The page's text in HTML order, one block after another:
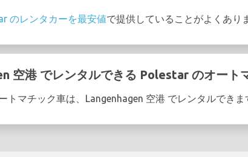
のレンタカーを最安値で提供していることがよくあり
空港 でレンタルできる Polestar のオート
トマチック車は、Langenhagen 空港 でレンタルできま